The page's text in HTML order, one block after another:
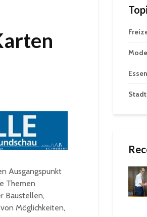
Ausgangspunkt
Themen
Baustellen,
Möglichkeiten,
Drei
Ingbert